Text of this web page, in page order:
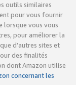
outils similaires
pour vous fournir
lorsque vous vous
pour améliorer la
d’autres sites et
des finalités
dont Amazon utilise
concernant les